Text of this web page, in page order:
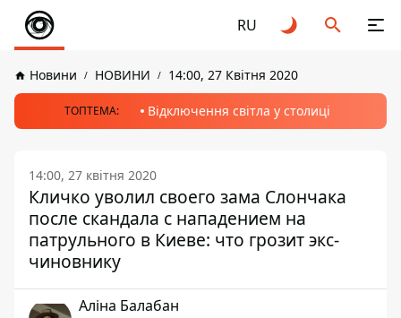
RU
Новини НОВИНИ 14:00, 27 Квітня 2020
ТОПТЕМА: Відключення світла у столиці
14:00, 27 квітня 2020
Кличко уволил своего зама Слончака
после скандала с нападением на
патрульного в Киеве: что грозит экс-
чиновнику
Аліна Балабан